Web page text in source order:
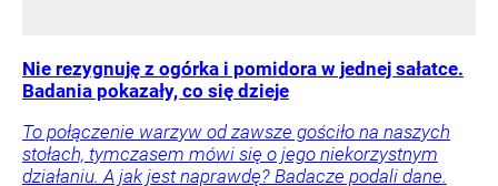
Nie rezygnuję z ogórka i pomidora w jednej sałatce.
Badania pokazały, co się dzieje
To połączenie warzyw od zawsze gościło na naszych
stołach, tymczasem mówi się o jego niekorzystnym
działaniu. A jak jest naprawdę? Badacze podali dane.